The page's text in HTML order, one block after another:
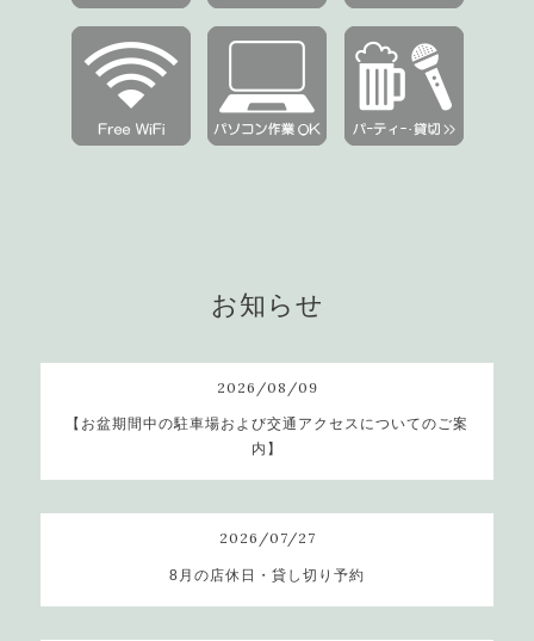
お知らせ
2026 /08 /09
【お盆期間中の駐車場および交通アクセスについてのご案
内】
2026 /07/27
8月の店休日・貸し切り予約